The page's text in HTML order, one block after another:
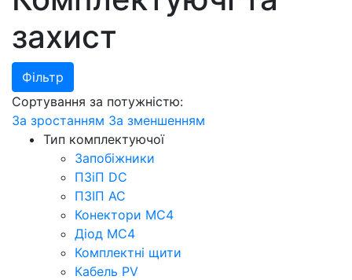
захист
Фільтр
Сортування за потужністю:
За зростанням За зменшенням
Тип комплектуючої
Запобіжники
ПЗіП DC
ПЗІП АС
Конектори МС4
Діод МС4
Комплектні щити
Кабель PV